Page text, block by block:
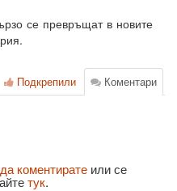
се превръщат в новите
Коментари
Подкрепили
коментиратеили се
тук.